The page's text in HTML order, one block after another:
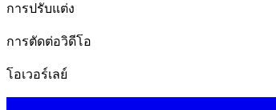
การปรับแต่ง
การตัดต่อวิดีโอ
โอเวอร์เลย์